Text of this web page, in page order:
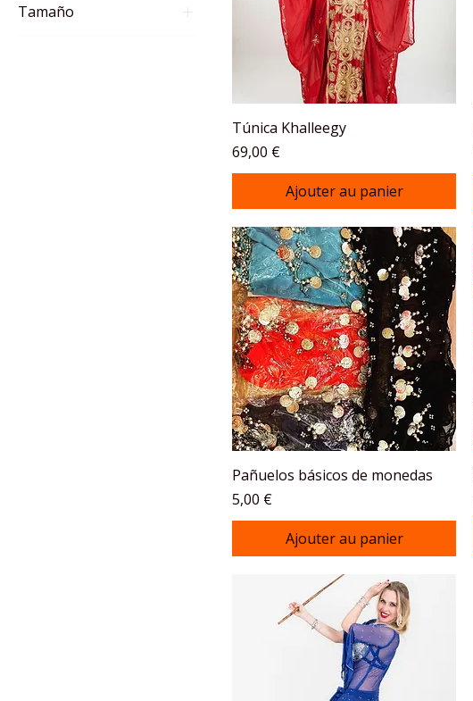
Tamaño
Túnica Khalleegy
Prix
69,00 €
Ajouter au panier
Pañuelos básicos de monedas
Prix
5,00 €
Ajouter au panier